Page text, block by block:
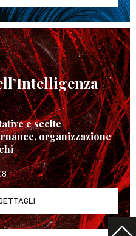
e scelte
organizzazione